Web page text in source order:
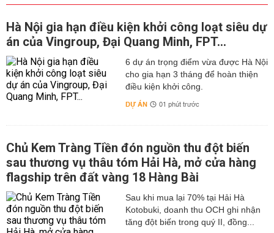
Hà Nội gia hạn điều kiện khởi công loạt siêu dự
án của Vingroup, Đại Quang Minh, FPT...
6 dự án trọng điểm vừa được Hà Nội
cho gia hạn 3 tháng để hoàn thiện
điều kiện khởi công.
DỰ ÁN 01 phút trước
Chủ Kem Tràng Tiền đón nguồn thu đột biến
sau thương vụ thâu tóm Hải Hà, mở cửa hàng
flagship trên đất vàng 18 Hàng Bài
Sau khi mua lại 70% tại Hải Hà
Kotobuki, doanh thu OCH ghi nhận
tăng đột biến trong quý II, đồng...